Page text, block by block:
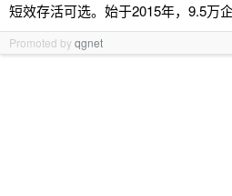
短效存活可选。始于2015年，9.5万
Promoted byqgnet